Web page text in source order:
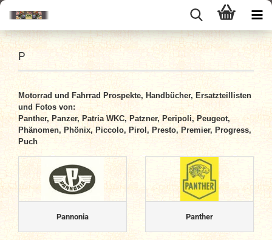
P
Motorrad und Fahrrad Prospekte, Handbücher, Ersatzteillisten
und Fotos von:
Panther, Panzer, Patria WKC, Patzner, Peripoli, Peugeot,
Phänomen, Phönix, Piccolo, Pirol, Presto, Premier, Progress,
Puch
Pannonia Panther